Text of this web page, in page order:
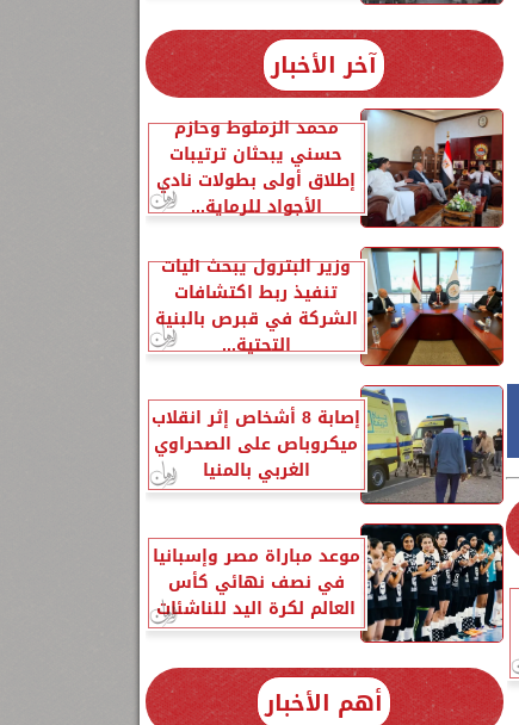
آخر الأخبار
محمد الزملوط وحازم
حسني يبحثان ترتيبات
إطلاق أولى بطولات نادي
الأجواد للرماية...
وزير البترول يبحث آليات
تنفيذ ربط اكتشافات
الشركة في قبرص بالبنية
التحتية...
إصابة 8 أشخاص إثر انقلاب
ميكروباص على الصحراوي
الغربي بالمنيا
موعد مباراة مصر وإسبانيا
في نصف نهائي كأس
العالم لكرة اليد للناشئات
أهم الأخبار